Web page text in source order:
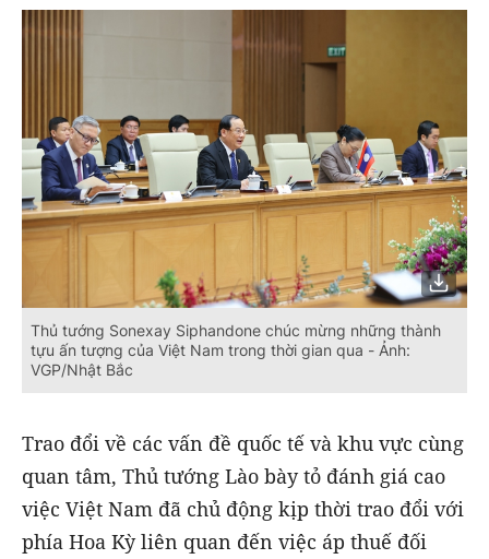
Thủ tướng Sonexay Siphandone chúc mừng những thành
tựu ấn tượng của Việt Nam trong thời gian qua - Ảnh:
VGP/Nhật Bắc
Trao đổi về các vấn đề quốc tế và khu vực cùng
quan tâm, Thủ tướng Lào bày tỏ đánh giá cao
việc Việt Nam đã chủ động kịp thời trao đổi với
phía Hoa Kỳ liên quan đến việc áp thuế đối